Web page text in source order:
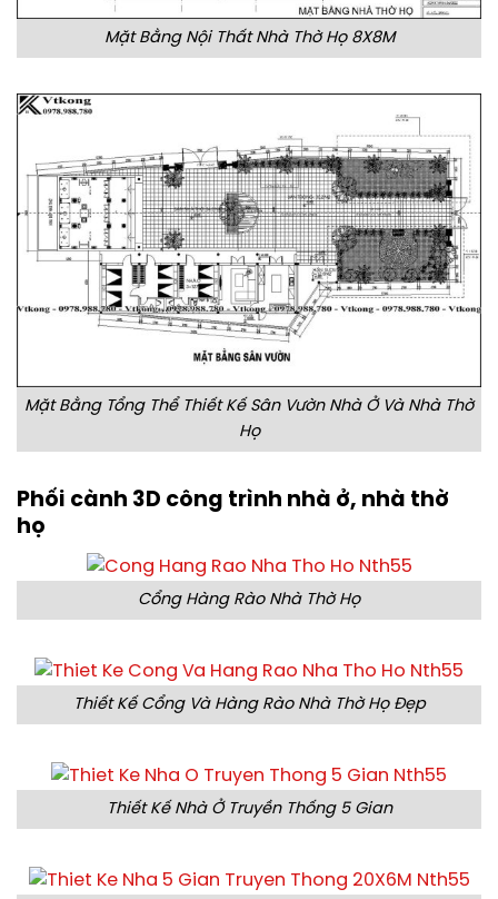
Mặt Bằng Nội Thất Nhà Thờ Họ 8X8M
Mặt Bằng Tổng Thể Thiết Kế Sân Vườn Nhà Ở Và Nhà Thờ
Họ
Phối cành 3D công trình nhà ở, nhà thờ
họ
Cổng Hàng Rào Nhà Thờ Họ
Thiết Kế Cổng Và Hàng Rào Nhà Thờ Họ Đẹp
Thiết Kế Nhà Ở Truyền Thống 5 Gian